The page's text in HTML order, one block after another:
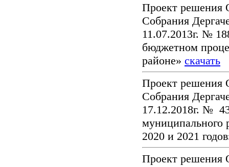
Проект решения
Собрания
11.07.2013г. №
бюджетном
районе» скачать
Проект решения
Собрания
17.12.2018г. №
муниципального
2020 и 2021
Проект решения